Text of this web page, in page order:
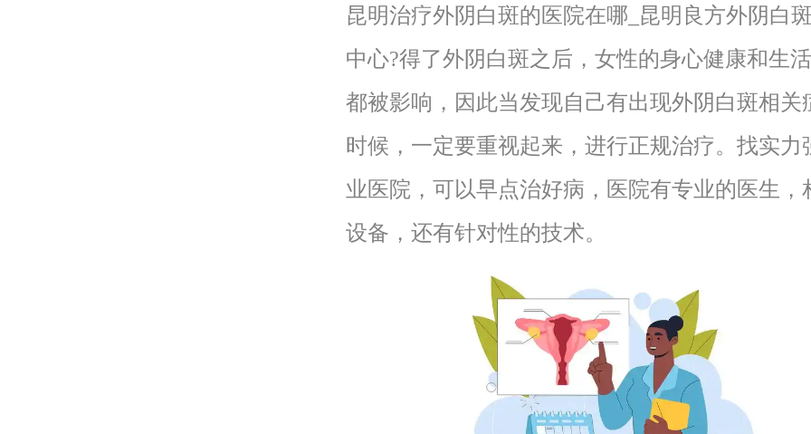
昆明治疗外阴白斑的医院在哪_昆明良方外阴白
中心?得了外阴白斑之后，女性的身心健康和生
都被影响，因此当发现自己有出现外阴白斑相关
时候，一定要重视起来，进行正规治疗。找实力
业医院，可以早点治好病，医院有专业的医生，
设备，还有针对性的技术。